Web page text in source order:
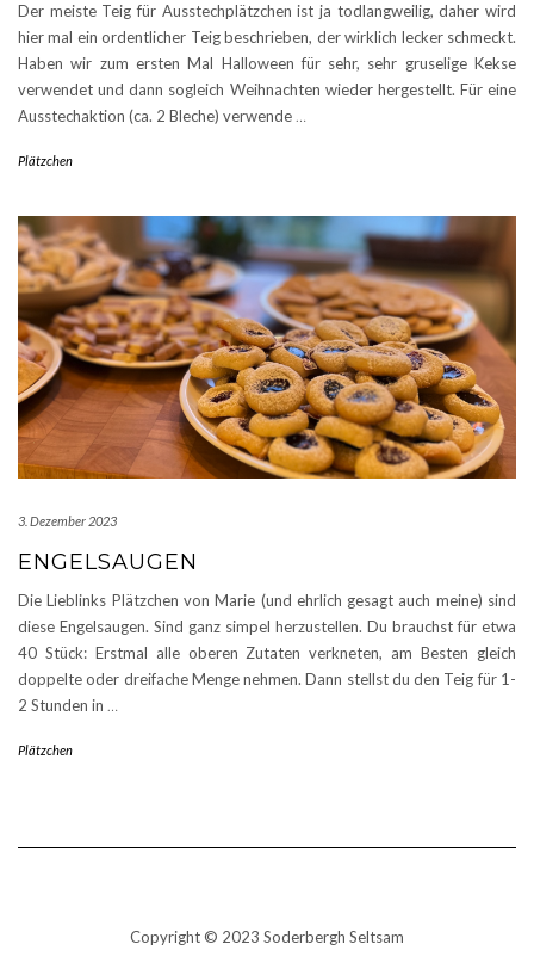
Der meiste Teig für Ausstechplätzchen ist ja todlangweilig, daher wird
hier mal ein ordentlicher Teig beschrieben, der wirklich lecker schmeckt.
Haben wir zum ersten Mal Halloween für sehr, sehr gruselige Kekse
verwendet und dann sogleich Weihnachten wieder hergestellt. Für eine
Ausstechaktion (ca. 2 Bleche) verwende …
Plätzchen
3. Dezember 2023
ENGELSAUGEN
Die Lieblinks Plätzchen von Marie (und ehrlich gesagt auch meine) sind
diese Engelsaugen. Sind ganz simpel herzustellen. Du brauchst für etwa
40 Stück: Erstmal alle oberen Zutaten verkneten, am Besten gleich
doppelte oder dreifache Menge nehmen. Dann stellst du den Teig für 1-
2 Stunden in …
Plätzchen
Copyright © 2023 Soderbergh Seltsam